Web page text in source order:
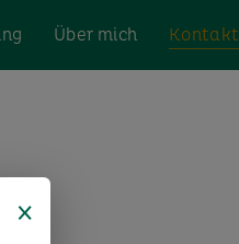
Über mich Kontakt
×